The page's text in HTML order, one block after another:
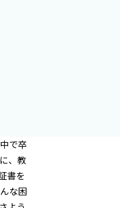
で卒
、教
書を
な困